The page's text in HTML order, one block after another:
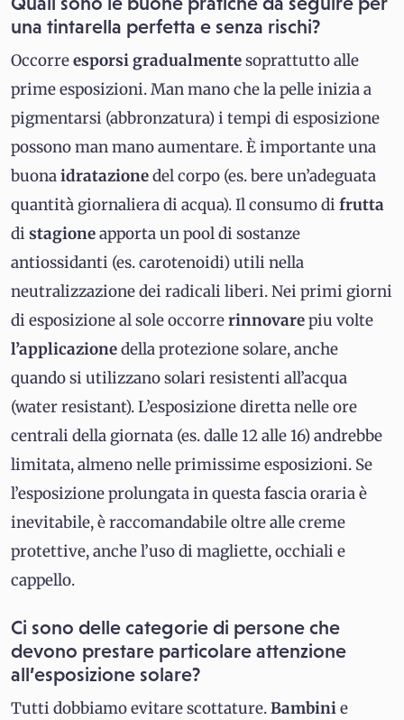
una tintarella perfetta e senza rischi?
Occorreesporsigradualmentesoprattutto alle
prime esposizioni. Man mano che la pelle inizia a
pigmentarsi (abbronzatura) i tempi di esposizione
possono man mano aumentare. È importante una
buonaidratazionedel corpo (es. bere un’adeguata
quantità giornaliera di acqua). Il consumo di frutta
di stagioneapporta un pool di sostanze
antiossidanti (es. carotenoidi) utili nella
neutralizzazione dei radicali liberi. Nei primi giorni
di esposizione al sole occorrerinnovarepiu volte
l’applicazionedella protezione solare, anche
quando si utilizzano solari resistenti all’acqua
(water resistant). L’esposizione diretta nelle ore
centrali della giornata (es. dalle 12 alle 16) andrebbe
limitata, almeno nelle primissime esposizioni. Se
l’esposizione prolungata in questa fascia oraria è
inevitabile, è raccomandabile oltre alle creme
protettive, anche l’uso di magliette, occhiali e
cappello.
Ci sono delle categorie di persone che
devono prestare particolare attenzione
all’esposizione solare?
Tutti dobbiamo evitare scottature.Bambinie